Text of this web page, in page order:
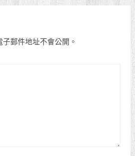
郵件地址不會公開。